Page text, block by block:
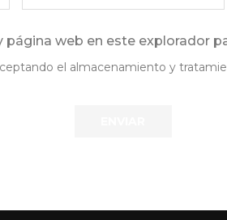
página web en este explorador
el almacenamiento y